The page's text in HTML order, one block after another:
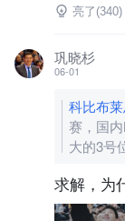
亮了(340)
巩晓杉
06-01
科比布
赛，国
大的3号
求解，为